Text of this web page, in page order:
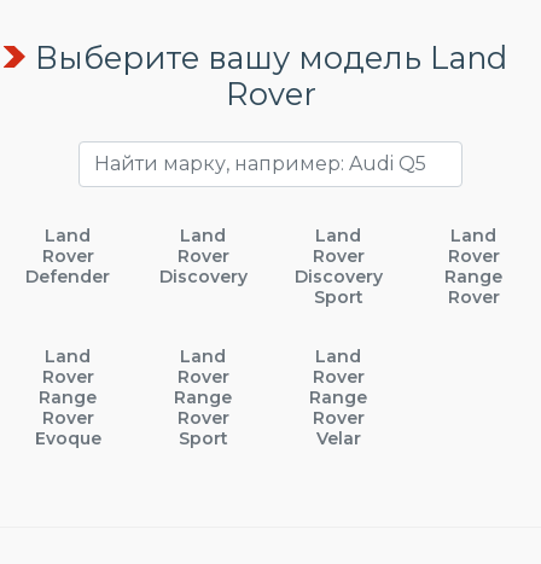
Выберите вашу модель Land
Rover
Land
Rover
Defender
Land
Rover
Discovery
Land
Rover
Discovery
Sport
Land
Rover
Range
Rover
Land
Rover
Range
Rover
Evoque
Land
Rover
Range
Rover
Sport
Land
Rover
Range
Rover
Velar